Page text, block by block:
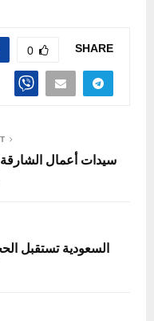
SHARE
0
سيدات أعمال
السعودية تستقبل